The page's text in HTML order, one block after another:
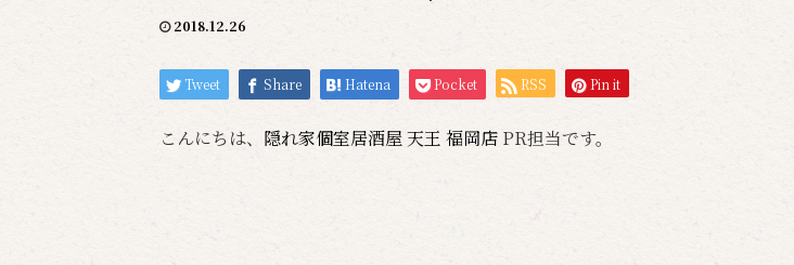
2018.12.26
Tweet Share Hatena Pocket RSS Pin it
こんにちは、 隠れ家個室居酒屋 天王 福岡店 PR担当です。